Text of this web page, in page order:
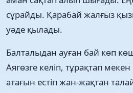
сұрайды. Қарабай жалғыз
уәде қылады.
Балталыдан ауған бай көп
Аягөзге келіп, тұрақтап
атағын естіп жан-жақтан